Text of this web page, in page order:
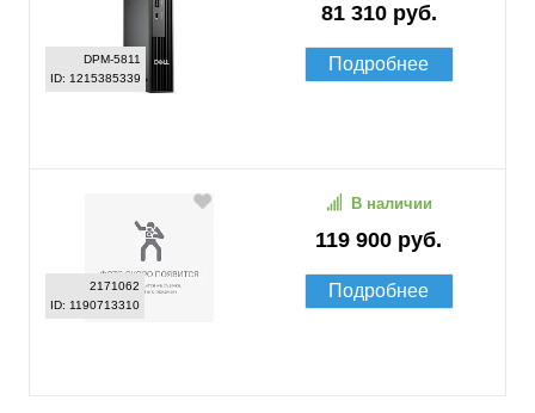
DPM-5811
ID: 1215385339
81 310 руб.
Подробнее
2171062
ID: 1190713310
119 900 руб.
В наличии
Подробнее